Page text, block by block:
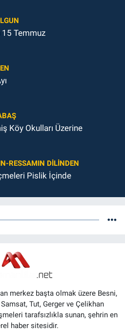
15 Temmuz
Köy Okulları Üzerine
RESSAMIN DILINDEN
Pislik İçinde
merkez başta olmak üzere Besni,
Tut, Gerger ve Çelikhan
tarafsızlıkla sunan, şehrin en
haber sitesidir.